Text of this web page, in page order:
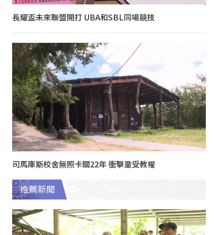
長耀盃未來聯盟開打 UBA和SBL同場競技
司馬庫斯校舍無照卡關22年 衝擊童受教權
推薦新聞